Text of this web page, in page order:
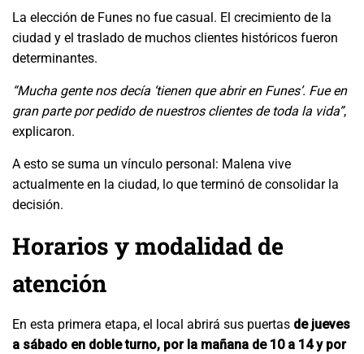
La elección de Funes no fue casual. El crecimiento de la
ciudad y el traslado de muchos clientes históricos fueron
determinantes.
“Mucha gente nos decía ‘tienen que abrir en Funes’. Fue en
gran parte por pedido de nuestros clientes de toda la vida”,
explicaron.
A esto se suma un vínculo personal: Malena vive
actualmente en la ciudad, lo que terminó de consolidar la
decisión.
Horarios y modalidad de
atención
En esta primera etapa, el local abrirá sus puertas de jueves
a sábado en doble turno, por la mañana de 10 a 14 y por